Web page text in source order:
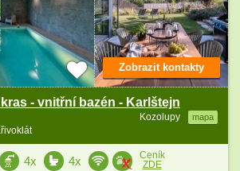
- vnitřní bazén - Karlštejn
Kozolupy mapa
Zobrazit kontakty
4x 4x
Ceník
ZDE